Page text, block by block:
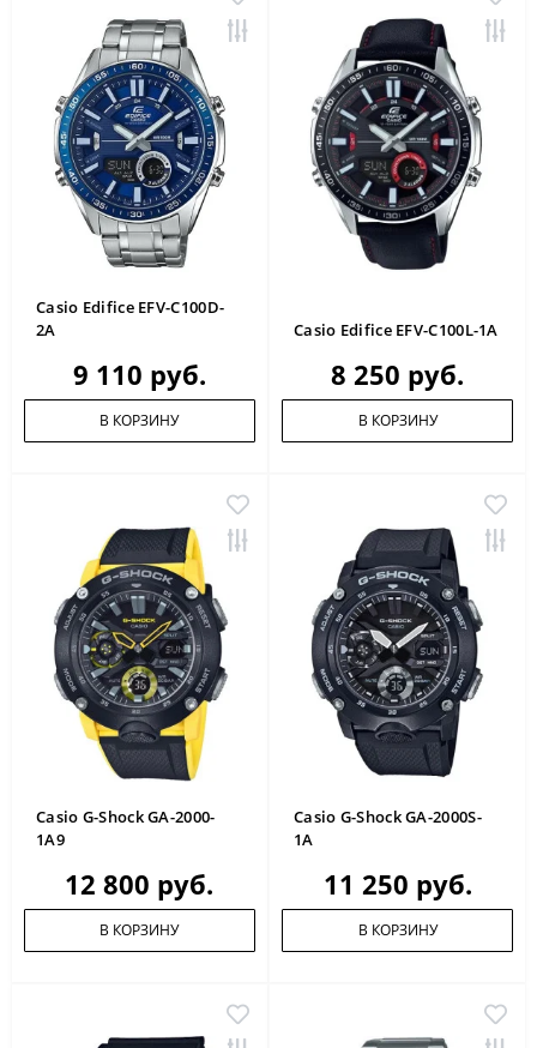
Casio Edifice EFV-C100D-
2A
9 110 руб.
В КОРЗИНУ
Casio Edifice EFV-C100L-1A
8 250 руб.
В КОРЗИНУ
Casio G-Shock GA-2000-
1A9
12 800 руб.
В КОРЗИНУ
Casio G-Shock GA-2000S-
1A
11 250 руб.
В КОРЗИНУ